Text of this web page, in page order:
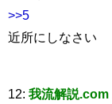
>>5
近所にしなさい
12: 我流解説.com